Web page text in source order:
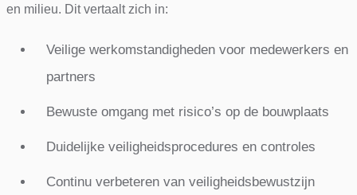
en milieu. Dit vertaalt zich in:
Veilige werkomstandigheden voor medewerkers en
partners
Bewuste omgang met risico’s op de bouwplaats
Duidelijke veiligheidsprocedures en controles
Continu verbeteren van veiligheidsbewustzijn